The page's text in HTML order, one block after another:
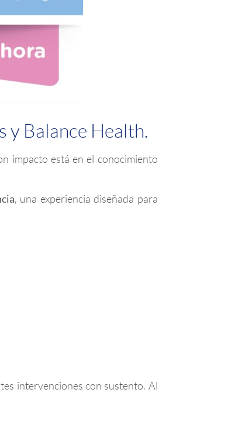
y Balance Health.
impacto está en el conocimiento
, una experiencia diseñada para
intervenciones con sustento. Al